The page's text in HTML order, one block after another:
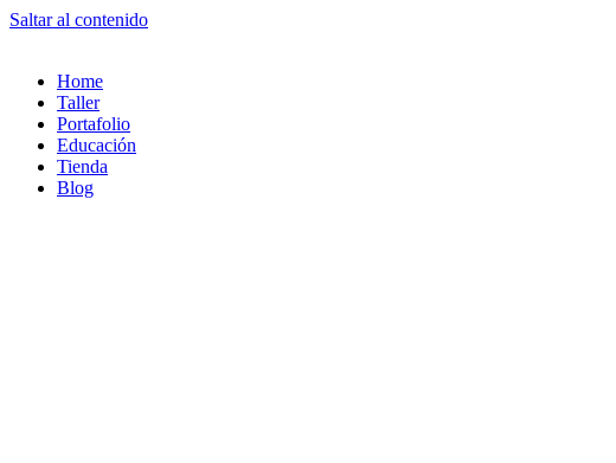
Saltar al contenido
Home
Taller
Portafolio
Educación
Tienda
Blog